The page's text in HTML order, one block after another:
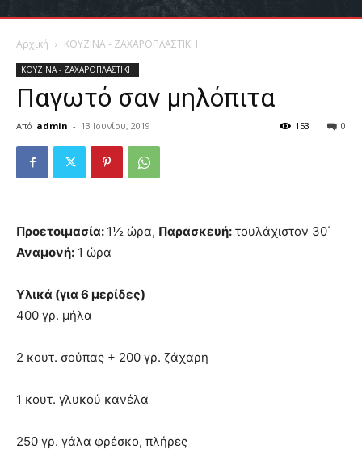
Αρχική ΚΟΥΖΙΝΑ - ΖΑΧΑΡΟΠΛΑΣΤΙΚΗ
ΚΟΥΖΙΝΑ - ΖΑΧΑΡΟΠΛΑΣΤΙΚΗ
Παγωτό σαν μηλόπιτα
Από admin - 13 Ιουνίου, 2019 0
153
Προετοιμασία: 1½ ώρα, Παρασκευή: τουλάχιστον 30΄
Αναμονή: 1 ώρα
Υλικά (για 6 μερίδες)
400 γρ. μήλα
2 κουτ. σούπας + 200 γρ. ζάχαρη
1 κουτ. γλυκού κανέλα
250 γρ. γάλα φρέσκο, πλήρες